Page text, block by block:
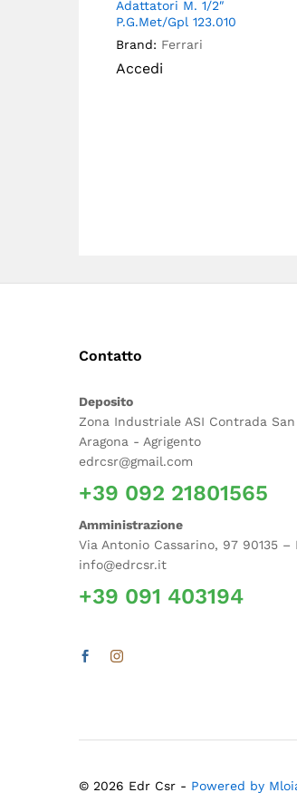
Adattatori M. 1/2″
P.G.Met/Gpl 123.010
Brand: Ferrari
Accedi
Contatto
Deposito
Zona Industriale ASI Contrada
Aragona - Agrigento
edrcsr@gmail.com
+39 092 21801565
Amministrazione
Via Antonio Cassarino, 97 90135 –
info@edrcsr.it
+39 091 403194
© 2026 Edr Csr - Powered by